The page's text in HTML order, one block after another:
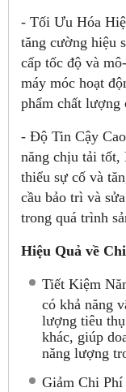
- Tối Ưu Hóa
tăng cường hiệu
cấp tốc độ và
máy móc hoạt
phẩm chất lượng
- Độ Tin Cậy
năng chịu tải
thiểu sự cố và
cầu bảo trì và
trong quá trình
Hiệu Quả về
Tiết Kiệm
có khả năng
lượng tiêu
khác, giúp
năng lượng
Giảm Chi Phí